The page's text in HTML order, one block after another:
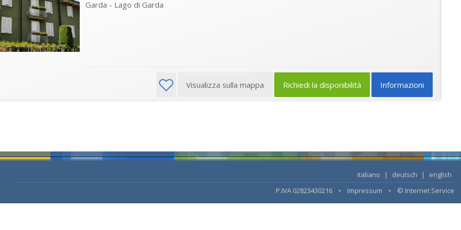
Garda - Lago di Garda
Informazioni
Richiedi la disponibilità
Visualizza sulla mappa
italiano | deutsch |
english
P.IVA 02823430216 • Impressum • © Internet Service